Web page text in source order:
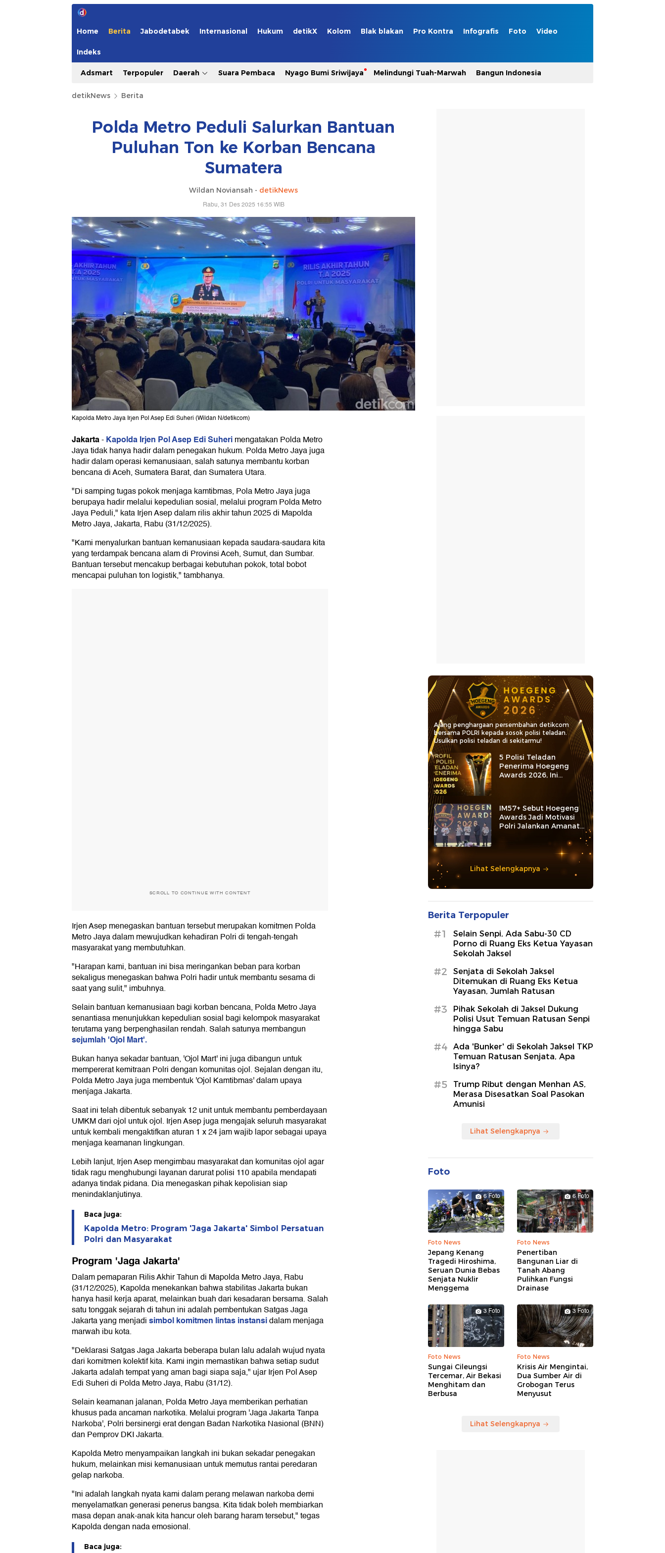
Home Berita Jabodetabek Internasional Hukum detikX Kolom Blak blakan Pro Kontra Infografis Foto Video
Indeks
Adsmart Terpopuler Daerah Suara Pembaca Nyago Bumi Sriwijaya Melindungi Tuah-Marwah Bangun Indonesia
detikNews Berita
Polda Metro Peduli Salurkan Bantuan
Puluhan Ton ke Korban Bencana
Sumatera
Wildan Noviansah - detikNews
Rabu, 31 Des 2025 16:55 WIB
Kapolda Metro Jaya Irjen Pol Asep Edi Suheri (Wildan N/detikcom)
Jakarta-Kapolda Irjen Pol Asep Edi Suherimengatakan Polda Metro
Jaya tidak hanya hadir dalam penegakan hukum. Polda Metro Jaya juga
hadir dalam operasi kemanusiaan, salah satunya membantu korban
bencana di Aceh, Sumatera Barat, dan Sumatera Utara.
"Di samping tugas pokok menjaga kamtibmas, Pola Metro Jaya juga
berupaya hadir melalui kepedulian sosial, melalui program Polda Metro
Jaya Peduli," kata Irjen Asep dalam rilis akhir tahun 2025 di Mapolda
Metro Jaya, Jakarta, Rabu (31/12/2025).
"Kami menyalurkan bantuan kemanusiaan kepada saudara-saudara kita
yang terdampak bencana alam di Provinsi Aceh, Sumut, dan Sumbar.
Bantuan tersebut mencakup berbagai kebutuhan pokok, total bobot
mencapai puluhan ton logistik," tambhanya.
SCROLL TO CONTINUE WITH CONTENT
Irjen Asep menegaskan bantuan tersebut merupakan komitmen Polda
Metro Jaya dalam mewujudkan kehadiran Polri di tengah-tengah
masyarakat yang membutuhkan.
"Harapan kami, bantuan ini bisa meringankan beban para korban
sekaligus menegaskan bahwa Polri hadir untuk membantu sesama di
saat yang sulit," imbuhnya.
Selain bantuan kemanusiaan bagi korban bencana, Polda Metro Jaya
senantiasa menunjukkan kepedulian sosial bagi kelompok masyarakat
terutama yang berpenghasilan rendah. Salah satunya membangun
sejumlah 'Ojol Mart'.
Bukan hanya sekadar bantuan, 'Ojol Mart' ini juga dibangun untuk
mempererat kemitraan Polri dengan komunitas ojol. Sejalan dengan itu,
Polda Metro Jaya juga membentuk 'Ojol Kamtibmas' dalam upaya
menjaga Jakarta.
Saat ini telah dibentuk sebanyak 12 unit untuk membantu pemberdayaan
UMKM dari ojol untuk ojol. Irjen Asep juga mengajak seluruh masyarakat
untuk kembali mengaktifkan aturan 1 x 24 jam wajib lapor sebagai upaya
menjaga keamanan lingkungan.
Lebih lanjut, Irjen Asep mengimbau masyarakat dan komunitas ojol agar
tidak ragu menghubungi layanan darurat polisi 110 apabila mendapati
adanya tindak pidana. Dia menegaskan pihak kepolisian siap
menindaklanjutinya.
Baca juga:
Kapolda Metro: Program 'Jaga Jakarta' Simbol Persatuan
Polri dan Masyarakat
Program 'Jaga Jakarta'
Dalam pemaparan Rilis Akhir Tahun di Mapolda Metro Jaya, Rabu
(31/12/2025), Kapolda menekankan bahwa stabilitas Jakarta bukan
hanya hasil kerja aparat, melainkan buah dari kesadaran bersama. Salah
satu tonggak sejarah di tahun ini adalah pembentukan Satgas Jaga
Jakarta yang menjadisimbol komitmen lintas instansidalam menjaga
marwah ibu kota.
"Deklarasi Satgas Jaga Jakarta beberapa bulan lalu adalah wujud nyata
dari komitmen kolektif kita. Kami ingin memastikan bahwa setiap sudut
Jakarta adalah tempat yang aman bagi siapa saja," ujar Irjen Pol Asep
Edi Suheri di Polda Metro Jaya, Rabu (31/12).
Selain keamanan jalanan, Polda Metro Jaya memberikan perhatian
khusus pada ancaman narkotika. Melalui program 'Jaga Jakarta Tanpa
Narkoba', Polri bersinergi erat dengan Badan Narkotika Nasional (BNN)
dan Pemprov DKI Jakarta.
Kapolda Metro menyampaikan langkah ini bukan sekadar penegakan
hukum, melainkan misi kemanusiaan untuk memutus rantai peredaran
gelap narkoba.
"Ini adalah langkah nyata kami dalam perang melawan narkoba demi
menyelamatkan generasi penerus bangsa. Kita tidak boleh membiarkan
masa depan anak-anak kita hancur oleh barang haram tersebut," tegas
Kapolda dengan nada emosional.
Baca juga:
Ajang penghargaan persembahan detikcom
bersama POLRI kepada sosok polisi teladan.
Usulkan polisi teladan di sekitarmu!
5 Polisi Teladan
Penerima Hoegeng
Awards 2026, Ini
Kategori dan Kiprahnya
IM57+ Sebut Hoegeng
Awards Jadi Motivasi
Polri Jalankan Amanat
Lihat Selengkapnya
Berita Terpopuler
#1
Selain Senpi, Ada Sabu-30 CD
Porno di Ruang Eks Ketua Yayasan
Sekolah Jaksel
#2
Senjata di Sekolah Jaksel
Ditemukan di Ruang Eks Ketua
Yayasan, Jumlah Ratusan
#3
Pihak Sekolah di Jaksel Dukung
Polisi Usut Temuan Ratusan Senpi
hingga Sabu
#4
Ada 'Bunker' di Sekolah Jaksel TKP
Temuan Ratusan Senjata, Apa
Isinya?
#5
Trump Ribut dengan Menhan AS,
Merasa Disesatkan Soal Pasokan
Amunisi
Lihat Selengkapnya
Foto
6 Foto
Foto News
Jepang Kenang
Tragedi Hiroshima,
Seruan Dunia Bebas
Senjata Nuklir
Menggema
6 Foto
Foto News
Penertiban
Bangunan Liar di
Tanah Abang
Pulihkan Fungsi
Drainase
3 Foto
Foto News
Sungai Cileungsi
Tercemar, Air Bekasi
Menghitam dan
Berbusa
3 Foto
Foto News
Krisis Air Mengintai,
Dua Sumber Air di
Grobogan Terus
Menyusut
Lihat Selengkapnya